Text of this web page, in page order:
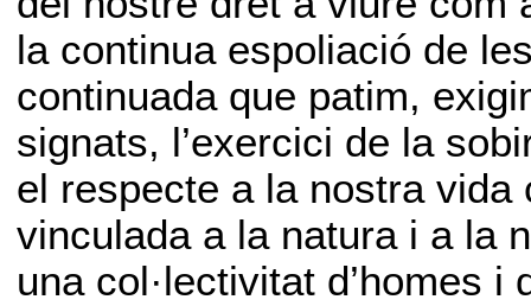
la continua espoliació de
continuada que patim,
signats, l’exercici de la
el respecte a la nostra
vinculada a la natura i a la
una col·lectivitat d’homes i